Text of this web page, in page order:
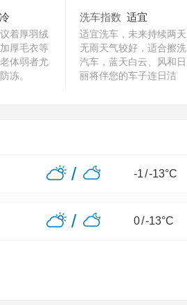
着厚羽绒
厚毛衣等
体弱者尤
冻。
洗车指数 适宜
适宜洗车，未来持续两天
无雨天气较好，适合擦洗
汽车，蓝天白云、风和日
丽将伴您的车子连日洁
/ -1/-13°C
/ 0/-13°C